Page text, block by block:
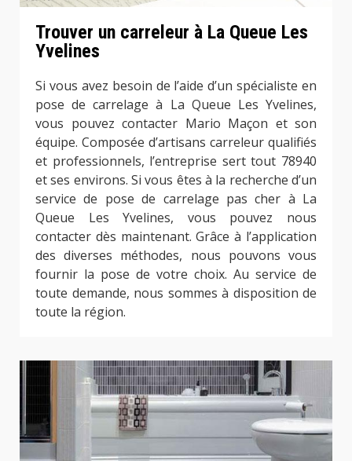
Trouver un carreleur à La Queue Les
Yvelines
Si vous avez besoin de l’aide d’un spécialiste en
pose de carrelage à La Queue Les Yvelines,
vous pouvez contacter Mario Maçon et son
équipe. Composée d’artisans carreleur qualifiés
et professionnels, l’entreprise sert tout 78940
et ses environs. Si vous êtes à la recherche d’un
service de pose de carrelage pas cher à La
Queue Les Yvelines, vous pouvez nous
contacter dès maintenant. Grâce à l’application
des diverses méthodes, nous pouvons vous
fournir la pose de votre choix. Au service de
toute demande, nous sommes à disposition de
toute la région.